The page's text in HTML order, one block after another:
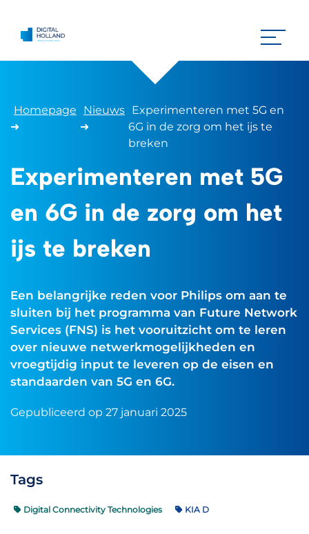
Homepage
➜
Nieuws
➜
Experimenteren met 5G en
6G in de zorg om het ijs te
breken
Experimenteren met 5G
en 6G in de zorg om het
ijs te breken
Een belangrijke reden voor Philips om aan te
sluiten bij het programma van Future Network
Services (FNS) is het vooruitzicht om te leren
over nieuwe netwerkmogelijkheden en
vroegtijdig input te leveren op de eisen en
standaarden van 5G en 6G.
Gepubliceerd op 27 januari 2025
Tags
Digital Connectivity Technologies KIA D